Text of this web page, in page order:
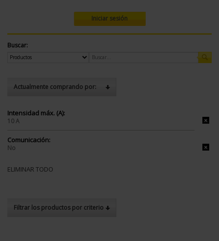
Iniciar sesión
Buscar:
Actualmente comprando por:
Intensidad máx. (A):
10 A
Comunicación:
No
ELIMINAR TODO
Filtrar los productos por criterio